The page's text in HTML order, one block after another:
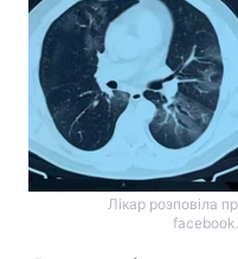
Лікар розповіла